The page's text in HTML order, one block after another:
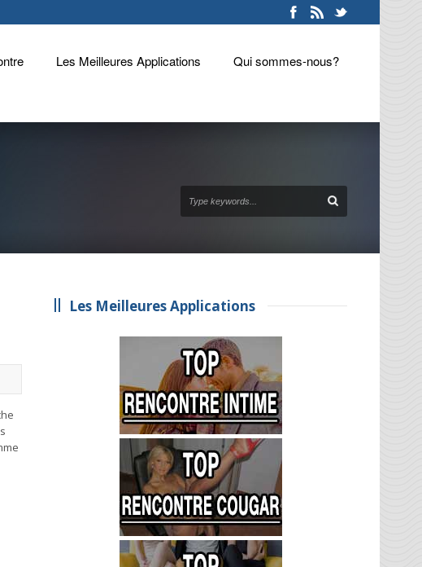
Les Meilleures Applications Qui sommes-nous?
Les Meilleures Applications